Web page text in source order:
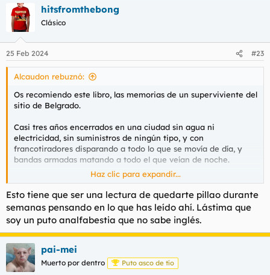
hitsfromthebong
Clásico
25 Feb 2024 #23
Alcaudon rebuznó:
Os recomiendo este libro, las memorias de un superviviente del
sitio de Belgrado.
Casi tres años encerrados en una ciudad sin agua ni
electricidad, sin suministros de ningún tipo, y con
francotiradores disparando a todo lo que se movía de día, y
bandas armadas matando a todo el que veían de noche.
Ver el archivos adjunto 156441
Haz clic para expandir...
Esto tiene que ser una lectura de quedarte pillao durante
semanas pensando en lo que has leído ahí. Lástima que
soy un puto analfabestia que no sabe inglés.
pai-mei
Muerto por dentro Puto asco de tío